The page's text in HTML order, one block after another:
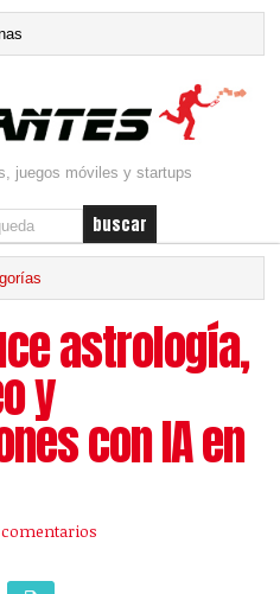
juegos móviles y startups
astrología,
y
con IA en
comentarios